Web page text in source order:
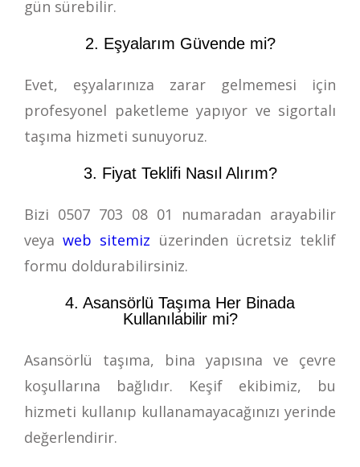
gün sürebilir.
2. Eşyalarım Güvende mi?
Evet, eşyalarınıza zarar gelmemesi için
profesyonel paketleme yapıyor ve sigortalı
taşıma hizmeti sunuyoruz.
3. Fiyat Teklifi Nasıl Alırım?
Bizi 0507 703 08 01
numaradan arayabilir
veyaweb sitemiz üzerinden ücretsiz teklif
formu doldurabilirsiniz.
4. Asansörlü Taşıma Her Binada
Kullanılabilir mi?
Asansörlü taşıma, bina yapısına ve çevre
koşullarına bağlıdır. Keşif ekibimiz, bu
hizmeti kullanıp kullanamayacağınızı yerinde
değerlendirir.